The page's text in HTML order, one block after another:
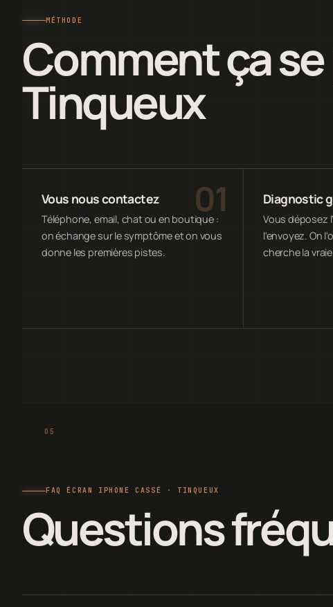
MÉTHODE
Comment ça
Tinqueux
Vous nous contactez
Téléphone, email, chat ou en boutique :
on échange sur le symptôme et on vous
donne les premières pistes.
Diagnostic
Vous déposez
l'envoyez. On
cherche la
FAQ ÉCRAN IPHONE CASSÉ · TINQUEUX
Questions